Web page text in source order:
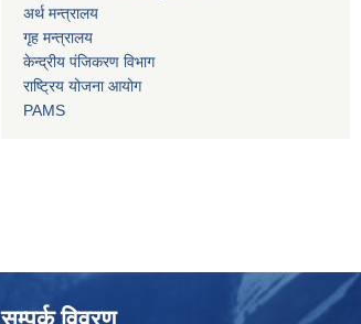
अर्थ मन्त्रालय
गृह मन्त्रालय
केन्द्रीय पंजिकरण विभाग
राष्ट्रिय योजना आयोग
PAMS